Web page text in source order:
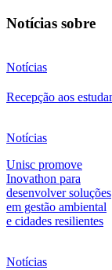
Notícias sobre
Notícias
Recepção aos
Notícias
Unisc promove
Inovathon para
desenvolver soluções
em gestão ambiental
e cidades resilientes
Notícias